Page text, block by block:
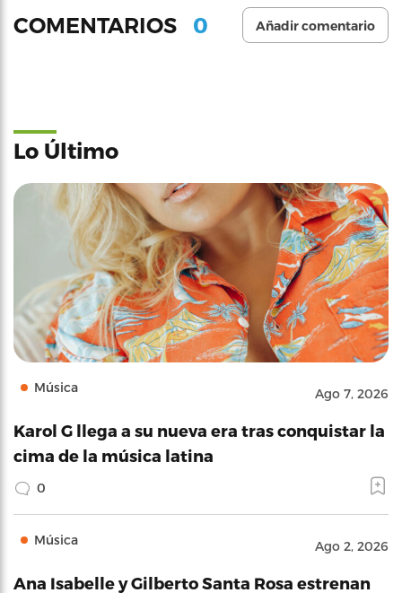
COMENTARIOS 0 Añadir comentario
Lo Último
Música Ago 7, 2026
Karol G llega a su nueva era tras conquistar la
cima de la música latina
0
Música Ago 2, 2026
Ana Isabelle y Gilberto Santa Rosa estrenan